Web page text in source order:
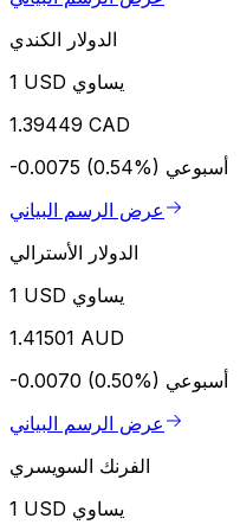
الدولار الكندي
1 USD يساوي
1.39449 CAD
-0.0075 (0.54%) أسبوعي
عرض الرسم البياني
الدولار الأسترالي
1 USD يساوي
1.41501 AUD
-0.0070 (0.50%) أسبوعي
عرض الرسم البياني
الفرنك السويسري
1 USD يساوي